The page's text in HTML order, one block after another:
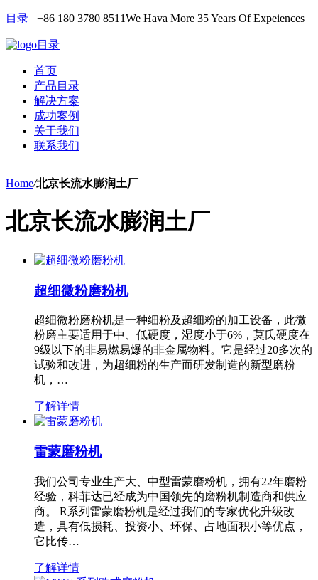
目录 +86 180 3780 8511We Hava More 35 Years Of Expeiences
目录
首页
产品目录
解决方案
成功案例
关于我们
联系我们
Home/北京长流水膨润土厂
北京长流水膨润土厂
超细微粉磨粉机
超细微粉磨粉机是一种细粉及超细粉的加工设备，此微
粉磨主要适用于中、低硬度，湿度小于6%，莫氏硬度在
9级以下的非易燃易爆的非金属物料。它是经过20多次的
试验和改进，为超细粉的生产而研发制造的新型磨粉
机，…
了解详情
雷蒙磨粉机
我们公司专业生产大、中型雷蒙磨粉机，拥有22年磨粉
经验，科菲达已经成为中国领先的磨粉机制造商和供应
商。 R系列雷蒙磨粉机是经过我们的专家优化升级改
造，具有低损耗、投资小、环保、占地面积小等优点，
它比传…
了解详情